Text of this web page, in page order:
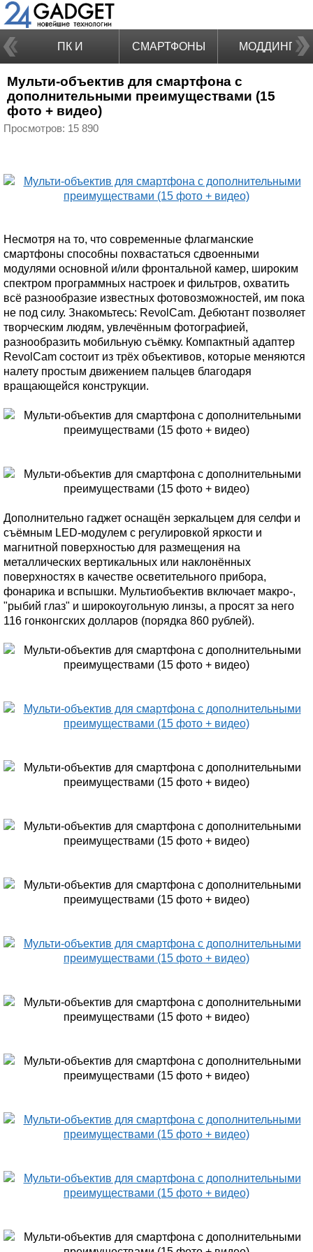
ПК И
НОУТБУКИ
СМАРТФОНЫ МОДДИНГ
Мульти-объектив для смартфона с
дополнительными преимуществами (15
фото + видео)
Просмотров: 15 890
Несмотря на то, что современные флагманские
смартфоны способны похвастаться сдвоенными
модулями основной и/или фронтальной камер, широким
спектром программных настроек и фильтров, охватить
всё разнообразие известных фотовозможностей, им пока
не под силу. Знакомьтесь: RevolCam. Дебютант позволяет
творческим людям, увлечённым фотографией,
разнообразить мобильную съёмку. Компактный адаптер
RevolCam состоит из трёх объективов, которые меняются
налету простым движением пальцев благодаря
вращающейся конструкции.
Дополнительно гаджет оснащён зеркальцем для селфи и
съёмным LED-модулем с регулировкой яркости и
магнитной поверхностью для размещения на
металлических вертикальных или наклонённых
поверхностях в качестве осветительного прибора,
фонарика и вспышки. Мультиобъектив включает макро-,
"рыбий глаз" и широкоугольную линзы, а просят за него
116 гонконгских долларов (порядка 860 рублей).